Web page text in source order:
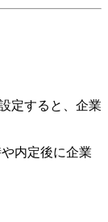
定すると、企業
内定後に企業